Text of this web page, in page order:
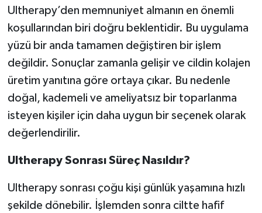
Ultherapy’den memnuniyet almanın en önemli
koşullarından biri doğru beklentidir. Bu uygulama
yüzü bir anda tamamen değiştiren bir işlem
değildir. Sonuçlar zamanla gelişir ve cildin kolajen
üretim yanıtına göre ortaya çıkar. Bu nedenle
doğal, kademeli ve ameliyatsız bir toparlanma
isteyen kişiler için daha uygun bir seçenek olarak
değerlendirilir.
Ultherapy Sonrası Süreç Nasıldır?
Ultherapy sonrası çoğu kişi günlük yaşamına hızlı
şekilde dönebilir. İşlemden sonra ciltte hafif